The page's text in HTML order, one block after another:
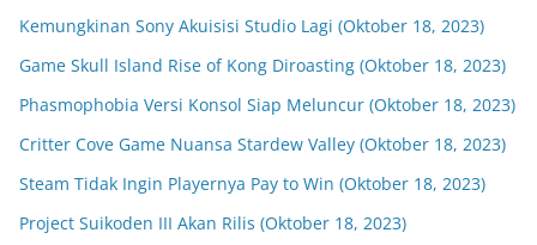
Kemungkinan Sony Akuisisi Studio Lagi (Oktober 18, 2023)
Game Skull Island Rise of Kong Diroasting (Oktober 18, 2023)
Phasmophobia Versi Konsol Siap Meluncur (Oktober 18, 2023)
Critter Cove Game Nuansa Stardew Valley (Oktober 18, 2023)
Steam Tidak Ingin Playernya Pay to Win (Oktober 18, 2023)
Project Suikoden III Akan Rilis (Oktober 18, 2023)